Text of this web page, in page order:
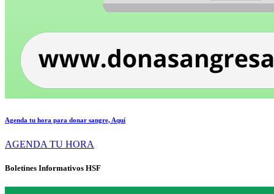
Agenda tu hora para donar sangre, Aquí
AGENDA TU HORA
Boletines Informativos HSF